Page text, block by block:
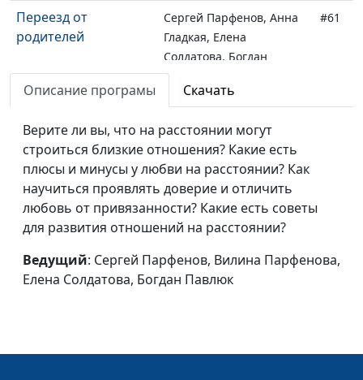
Переезд от
родителей
Сергей Парфенов, Анна
Гладкая, Елена
Солдатова, Богдан
Павлюк
#61
или здравый смысл?
Сергей Парфенов, Елена
Солдатова, Богдан
Павлюк, Наталья
Булатова
#60
Когда
привязанность
губительна
Сергей Парфенов, Елена
Солдатова, Богдан
Павлюк, Наталья
Булатова
Уважение к старшим
Булатова
Описание програмы Скачать
Верите ли вы, что на расстоянии могут
строиться близкие отношения? Какие есть
плюсы и минусы у любви на расстоянии? Как
научиться проявлять доверие и отличить
любовь от привязанности? Какие есть советы
для развития отношений на расстоянии?
Ведущий: Сергей Парфенов, Вилина Парфенова,
Елена Солдатова, Богдан Павлюк